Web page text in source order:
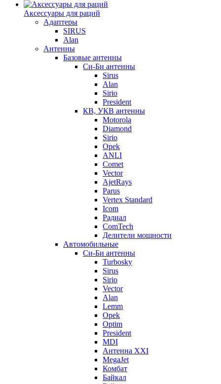
Аксессуары для раций
Адаптеры
SIRUS
Alan
Антенны
Базовые антенны
Си-Би антенны
Sirus
Alan
Sirio
President
КВ, УКВ антенны
Motorola
Diamond
Sirio
Opek
ANLI
Comet
Vector
AjetRays
Parus
Vertex Standard
Icom
Радиал
ComTech
Делители мощности
Автомобильные
Си-Би антенны
Turbosky
Sirus
Sirio
Vector
Alan
Lemm
Opek
Optim
President
MDI
Антенна XXI
MegaJet
Комбат
Байкал